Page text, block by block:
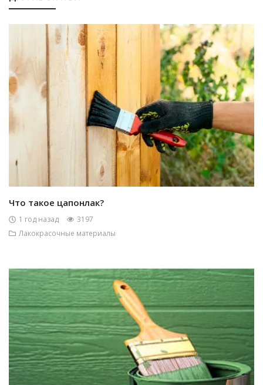
Что такое цапонлак?
1 год назад
3197
Лакокрасочные материалы